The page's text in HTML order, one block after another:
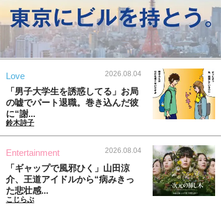
Love 2026.08.04
「男子大学生を誘惑してる」お局
の嘘でパート退職。巻き込んだ彼
に“謝...
鈴木詩子
Entertainment 2026.08.04
「ギャップで風邪ひく」山田涼
介、王道アイドルから“病みきっ
た悲壮感...
こじらぶ